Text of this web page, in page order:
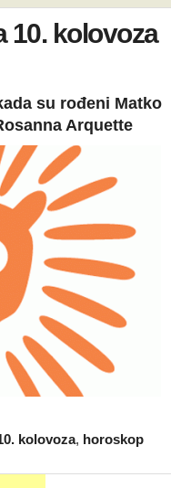
10. kolovoza
su rođeni Matko
Arquette
kolovoza, horoskop